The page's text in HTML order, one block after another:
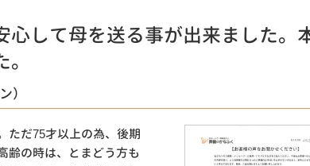
して母を送る事が出来ました。
）
ただ75才以上の為、後期
齢の時は、とまどう方も